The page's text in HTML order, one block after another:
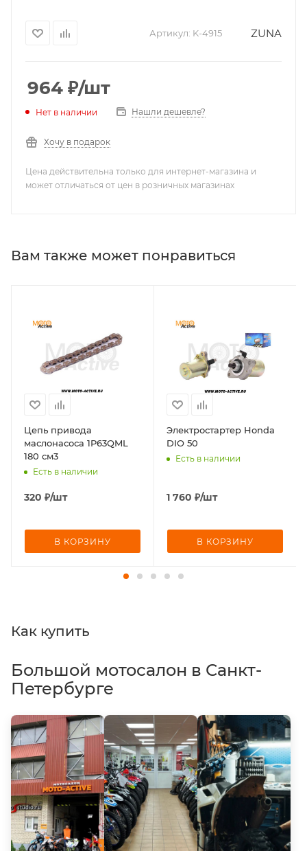
Артикул: K-4915 ZUNA
964 ₽/шт
Нет в наличии Нашли дешевле?
Хочу в подарок
Цена действительна только для интернет-магазина и
может отличаться от цен в розничных магазинах
Вам также может понравиться
Цепь привода
маслонасоса 1P63QML
180 см3
Есть в наличии
320 ₽/шт
В КОРЗИНУ
Электростартер Honda
DIO 50
Есть в наличии
1 760 ₽/шт
В КОРЗИНУ
Как купить
Большой мотосалон в Санкт-
Петербурге